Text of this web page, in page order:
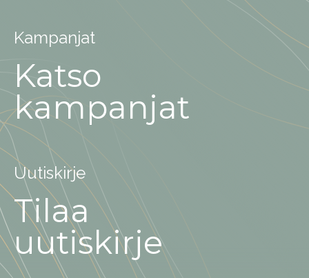
Kampanjat
Katso
kampanjat
Uutiskirje
Tilaa
uutiskirje